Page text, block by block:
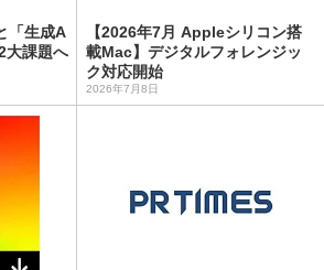
「生成A
大課題へ
【2026年7月 Appleシリコン搭
載Mac】デジタルフォレンジッ
ク対応開始
2026年7月8日